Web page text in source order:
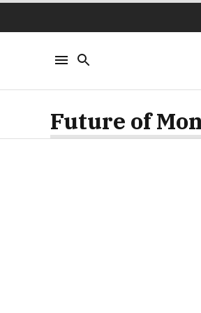
Future of